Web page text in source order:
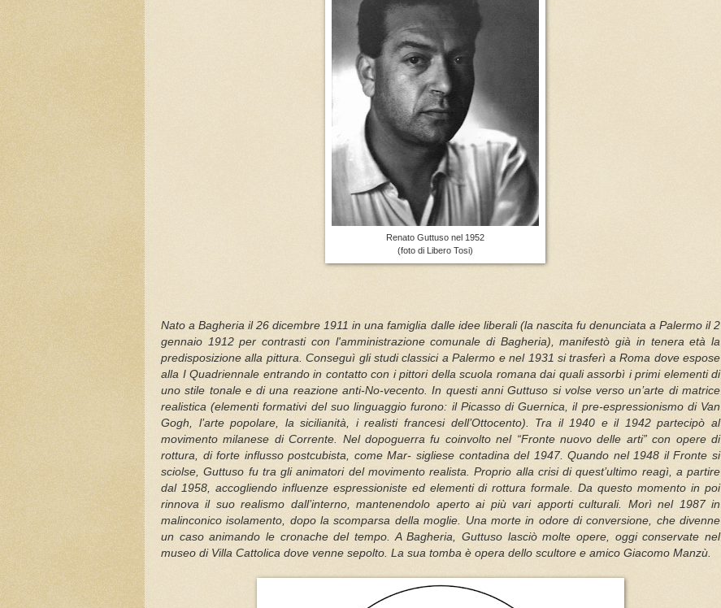
Renato Guttuso nel 1952
(foto di Libero Tosi)
Nato a Bagheria il 26 dicembre 1911 in una famiglia dalle idee liberali (la nascita fu denunciata a Palermo il 2
gennaio 1912 per contrasti con l'amministrazione comunale di Bagheria), manifestò già in tenera età la
predisposizione alla pittura. Conseguì gli studi classici a Palermo e nel 1931 si trasferì a Roma dove espose
alla I Quadriennale entrando in contatto con i pittori della scuola romana dai quali assorbì i primi elementi di
uno stile tonale e di una reazione anti-No-vecento. In questi anni Guttuso si volse verso un’arte di matrice
realistica (elementi formativi del suo linguaggio furono: il Picasso di Guernica, il pre-espressionismo di Van
Gogh, l’arte popolare, la sicilianità, i realisti francesi dell’Ottocento). Tra il 1940 e il 1942 partecipò al
movimento milanese di Corrente. Nel dopoguerra fu coinvolto nel “Fronte nuovo delle arti” con opere di
rottura, di forte influsso postcubista, come Mar- sigliese contadina del 1947. Quando nel 1948 il Fronte si
sciolse, Guttuso fu tra gli animatori del movimento realista. Proprio alla crisi di quest’ultimo reagì, a partire
dal 1958, accogliendo influenze espressioniste ed elementi di rottura formale. Da questo momento in poi
rinnova il suo realismo dall’interno, mantenendolo aperto ai più vari apporti culturali. Morì nel 1987 in
malinconico isolamento, dopo la scomparsa della moglie. Una morte in odore di conversione, che divenne
un caso animando le cronache del tempo. A Bagheria, Guttuso lasciò molte opere, oggi conservate nel
museo di Villa Cattolica dove venne sepolto. La sua tomba è opera dello scultore e amico Giacomo Manzù.